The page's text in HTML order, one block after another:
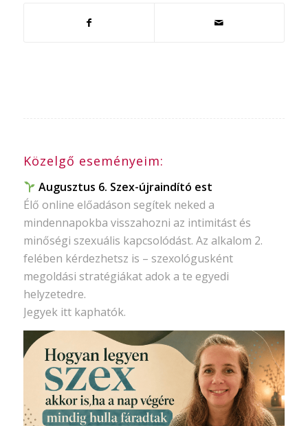
Közelgő eseményeim:
Augusztus 6. Szex-újraindító est
Élő online előadáson segítek neked a
mindennapokba visszahozni az intimitást és
minőségi szexuális kapcsolódást. Az alkalom 2.
felében kérdezhetsz is – szexológusként
megoldási stratégiákat adok a te egyedi
helyzetedre.
Jegyek itt kaphatók.